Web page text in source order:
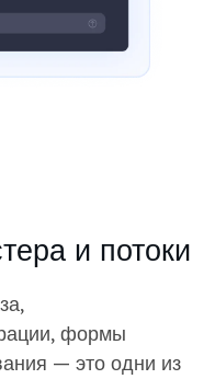
и потоки
формы
— это одни из